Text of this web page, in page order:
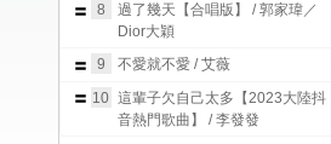
8
過了幾天【合唱版】 / 郭家瑋／
Dior大穎
9
不愛就不愛 / 艾薇
10 這輩子欠自己太多【2023大陸抖
音熱門歌曲】 / 李發發